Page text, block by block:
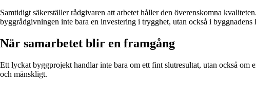
Samtidigt säkerställer rådgivaren att arbetet håller den överenskomna
byggrådgivningen inte bara en investering i trygghet, utan också i byggnadens
När samarbetet blir en framgång
Ett lyckat byggprojekt handlar inte bara om ett fint slutresultat, utan också om
och mänskligt.